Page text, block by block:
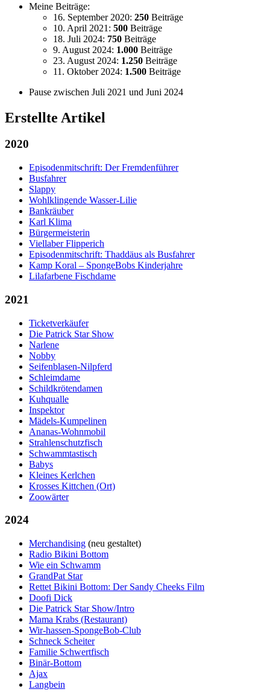
Meine Beiträge:
16. September 2020: 250 Beiträge
10. April 2021: 500 Beiträge
18. Juli 2024: 750 Beiträge
9. August 2024: 1.000 Beiträge
23. August 2024: 1.250 Beiträge
11. Oktober 2024: 1.500 Beiträge
Pause zwischen Juli 2021 und Juni 2024
Erstellte Artikel
2020
Episodenmitschrift: Der Fremdenführer
Busfahrer
Slappy
Wohlklingende Wasser-Lilie
Bankräuber
Karl Klima
Bürgermeisterin
Viellaber Flipperich
Episodenmitschrift: Thaddäus als Busfahrer
Kamp Koral – SpongeBobs Kinderjahre
Lilafarbene Fischdame
2021
Ticketverkäufer
Die Patrick Star Show
Narlene
Nobby
Seifenblasen-Nilpferd
Schleimdame
Schildkrötendamen
Kuhqualle
Inspektor
Mädels-Kumpelinen
Ananas-Wohnmobil
Strahlenschutzfisch
Schwammtastisch
Babys
Kleines Kerlchen
Krosses Kittchen (Ort)
Zoowärter
2024
Merchandising (neu gestaltet)
Radio Bikini Bottom‎
Wie ein Schwamm‎
GrandPat Star
Rettet Bikini Bottom: Der Sandy Cheeks Film
Doofi Dick
Die Patrick Star Show/Intro
Mama Krabs (Restaurant)
Wir-hassen-SpongeBob-Club
Schneck Scheiter
Familie Schwertfisch
Binär-Bottom
Ajax
Langbein